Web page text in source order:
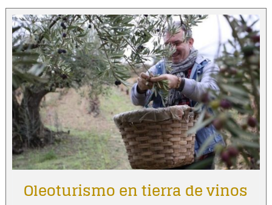
Oleoturismo en tierra de vinos